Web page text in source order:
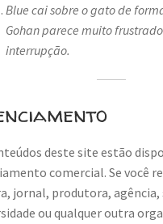
Blue cai sobre o gato de
Gohan parece muito
interrupção.
deste site estão
comercial. Se você
jornal, produtora, agência,
ou qualquer outra